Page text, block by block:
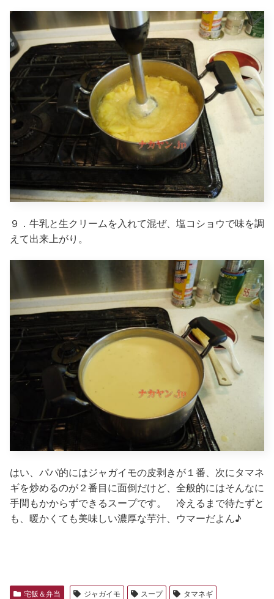
９．牛乳と生クリームを入れて混ぜ、塩コショウで味を調
えて出来上がり。
はい、パパ的にはジャガイモの皮剥きが１番、次にタマネ
ギを炒めるのが２番目に面倒だけど、全般的にはそんなに
手間もかからずできるスープです。 冷えるまで待たずと
も、暖かくても美味しい濃厚な芋汁、ウマーだよん♪
宅飯＆弁当 ジャガイモ スープ
タマネギ